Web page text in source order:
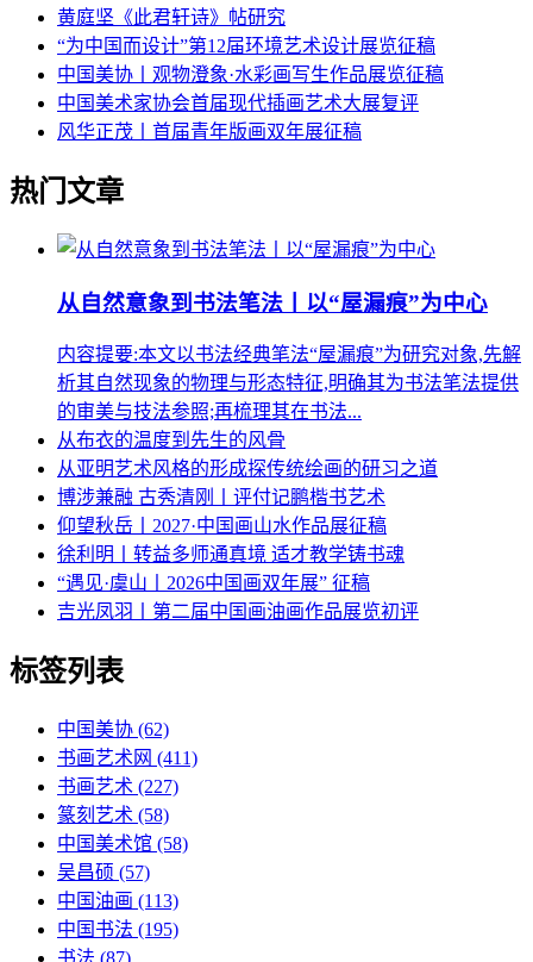
黄庭坚《此君轩诗》帖研究
“为中国而设计”第12届环境艺术设计展览征稿
中国美协丨观物澄象·水彩画写生作品展览征稿
中国美术家协会首届现代插画艺术大展复评
风华正茂丨首届青年版画双年展征稿
热门文章
从自然意象到书法笔法丨以“屋漏痕”为中心
内容提要:本文以书法经典笔法“屋漏痕”为研究对象,先解
析其自然现象的物理与形态特征,明确其为书法笔法提供
的审美与技法参照;再梳理其在书法...
从布衣的温度到先生的风骨
从亚明艺术风格的形成探传统绘画的研习之道
博涉兼融 古秀清刚丨评付记鹏楷书艺术
仰望秋岳丨2027·中国画山水作品展征稿
徐利明丨转益多师通真境 适才教学铸书魂
“遇见·虞山丨2026中国画双年展” 征稿
吉光凤羽丨第二届中国画油画作品展览初评
标签列表
中国美协 (62)
书画艺术网 (411)
书画艺术 (227)
篆刻艺术 (58)
中国美术馆 (58)
吴昌硕 (57)
中国油画 (113)
中国书法 (195)